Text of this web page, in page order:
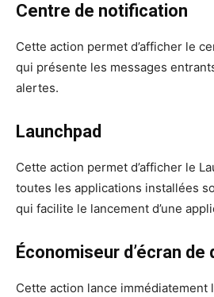
Centre de notification
Cette action permet d’afficher le
qui présente les messages
alertes.
Launchpad
Cette action permet d’afficher le
toutes les applications installées
qui facilite le lancement d’une
Économiseur d’écran de
Cette action lance immédiatement